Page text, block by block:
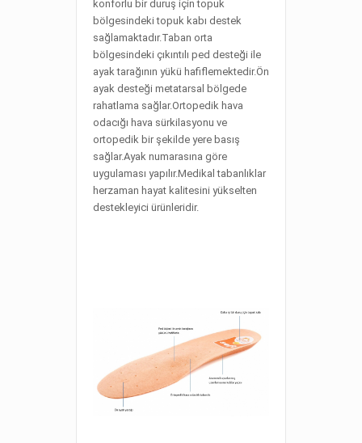
konforlu bir duruş için topuk
bölgesindeki topuk kabı destek
sağlamaktadır.Taban orta
bölgesindeki çıkıntılı ped desteği ile
ayak tarağının yükü hafiflemektedir.Ön
ayak desteği metatarsal bölgede
rahatlama sağlar.Ortopedik hava
odacığı hava sürkilasyonu ve
ortopedik bir şekilde yere basış
sağlar.Ayak numarasına göre
uygulaması yapılır.Medikal tabanlıklar
herzaman hayat kalitesini yükselten
destekleyici ürünleridir.